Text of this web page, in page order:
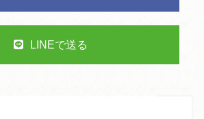
LINEで送る